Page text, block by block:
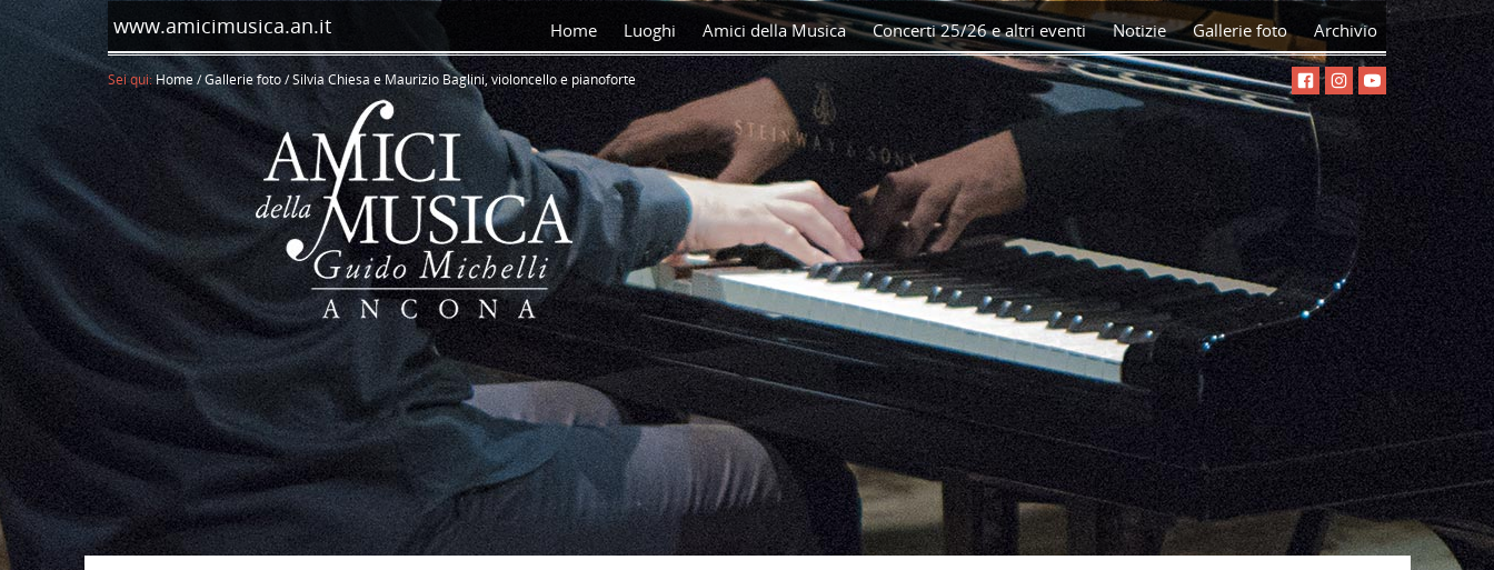
www.amicimusica.an.it Home Luoghi Amici della Musica Concerti 25/26 e altri eventi Notizie Gallerie foto Archivio
Sei qui:Home/Gallerie foto/Silvia Chiesa e Maurizio Baglini, violoncello e pianoforte